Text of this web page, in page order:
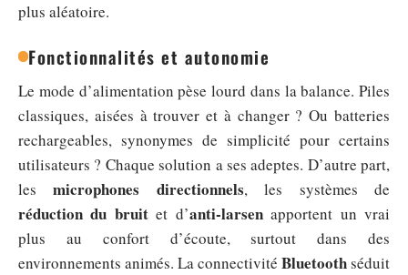
plus aléatoire.
Fonctionnalités et autonomie
Le mode d’alimentation pèse lourd dans la balance. Piles
classiques, aisées à trouver et à changer ? Ou batteries
rechargeables, synonymes de simplicité pour certains
utilisateurs ? Chaque solution a ses adeptes. D’autre part,
lesmicrophones directionnels, les systèmes de
réduction du bruitet d’anti-larsenapportent un vrai
plus au confort d’écoute, surtout dans des
environnements animés. La connectivité Bluetoothséduit